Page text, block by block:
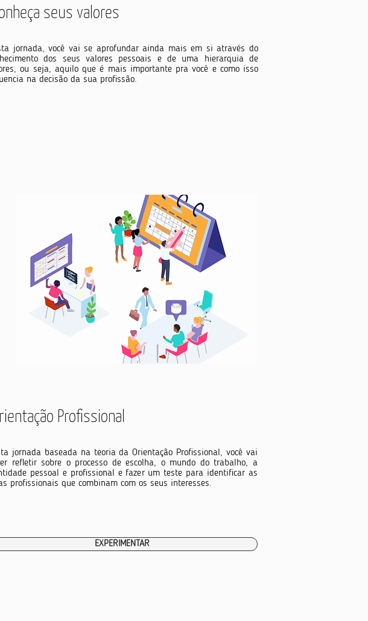
seus valores
jornada, você vai se aprofundar ainda mais em si através do
dos seus valores pessoais e de uma hierarquia de
ou seja, aquilo que é mais importante pra você e como isso
na decisão da sua profissão.
Profissional
jornada baseada na teoria da Orientação Profissional, você vai
refletir sobre o processo de escolha, o mundo do trabalho, a
pessoal e profissional e fazer um teste para identificar as
profissionais que combinam com os seus interesses.
EXPERIMENTAR